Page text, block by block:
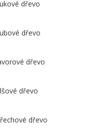
dřevo
dřevo
dřevo
dřevo
dřevo